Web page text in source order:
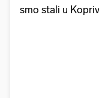
smo stali u